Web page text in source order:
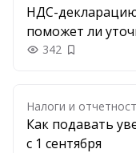
НДС-
поможет ли
342 Добавить в
Налоги и
Как подавать
с 1 сентября